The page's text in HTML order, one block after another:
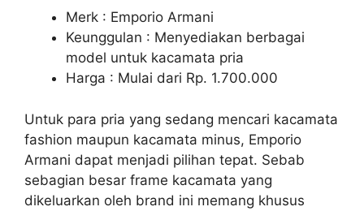
Merk : Emporio Armani
Keunggulan : Menyediakan berbagai
model untuk kacamata pria
Harga : Mulai dari Rp. 1.700.000
Untuk para pria yang sedang mencari kacamata
fashion maupun kacamata minus, Emporio
Armani dapat menjadi pilihan tepat. Sebab
sebagian besar frame kacamata yang
dikeluarkan oleh brand ini memang khusus